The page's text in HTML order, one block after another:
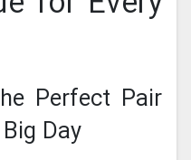
Perfect Pair
Day